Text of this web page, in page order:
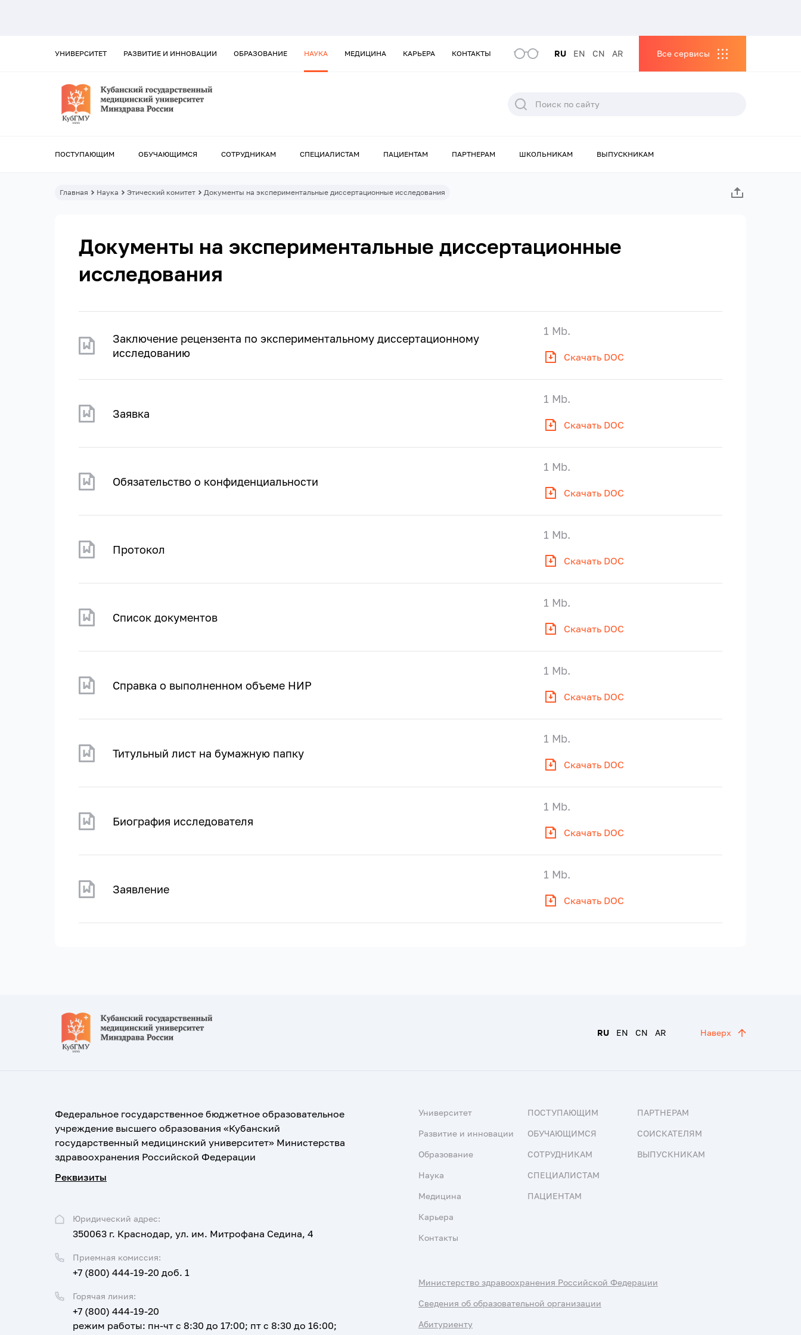
УНИВЕРСИТЕТ РАЗВИТИЕ И ИННОВАЦИИ ОБРАЗОВАНИЕ НАУКА МЕДИЦИНА КАРЬЕРА КОНТАКТЫ RU EN CN AR Все сервисы
ПОСТУПАЮЩИМ ОБУЧАЮЩИМСЯ СОТРУДНИКАМ СПЕЦИАЛИСТАМ ПАЦИЕНТАМ ПАРТНЕРАМ ШКОЛЬНИКАМ ВЫПУСКНИКАМ
Главная Наука Этический комитет Документы на экспериментальные диссертационные исследования
Документы на экспериментальные диссертационные
исследования
Заключение рецензента по экспериментальному диссертационному
исследованию
Скачать DOC
1 Mb.
Заявка
Скачать DOC
1 Mb.
Обязательство о конфиденциальности
Скачать DOC
1 Mb.
Протокол
Скачать DOC
1 Mb.
Список документов
Скачать DOC
1 Mb.
Справка о выполненном объеме НИР
Скачать DOC
1 Mb.
Титульный лист на бумажную папку
Скачать DOC
1 Mb.
Биография исследователя
Скачать DOC
1 Mb.
Заявление
Скачать DOC
1 Mb.
RU EN CN AR Наверх
Федеральное государственное бюджетное образовательное
учреждение высшего образования «Кубанский
государственный медицинский университет» Министерства
здравоохранения Российской Федерации
Реквизиты
Юридический адрес:
350063 г. Краснодар, ул. им. Митрофана Седина, 4
Приемная комиссия:
+7 (800) 444-19-20 доб. 1
Горячая линия:
+7 (800) 444-19-20
режим работы: пн-чт с 8:30 до 17:00; пт с 8:30 до 16:00;
Университет
Развитие и инновации
Образование
Наука
Медицина
Карьера
Контакты
ПОСТУПАЮЩИМ
ОБУЧАЮЩИМСЯ
СОТРУДНИКАМ
СПЕЦИАЛИСТАМ
ПАЦИЕНТАМ
ПАРТНЕРАМ
СОИСКАТЕЛЯМ
ВЫПУСКНИКАМ
Министерство здравоохранения Российской Федерации
Сведения об образовательной организации
Абитуриенту